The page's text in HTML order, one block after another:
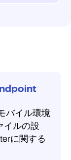
なオプ
Center
バイス」
3つの点
Windows
ー 、
）のタブを
」を選択
バイル環境
イルの設
に関する